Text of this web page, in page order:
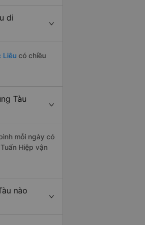
di
Liêu có chiều
Tàu
mỗi ngày có
Hiệp vận
nào